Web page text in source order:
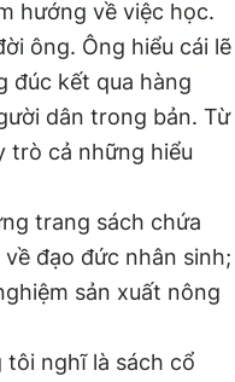
hướng về việc học.
ông. Ông hiểu cái lẽ
đúc kết qua hàng
dân trong bản. Từ
trò cả những hiểu
trang sách chứa
đạo đức nhân sinh;
sản xuất nông
tôi nghĩ là sách cổ